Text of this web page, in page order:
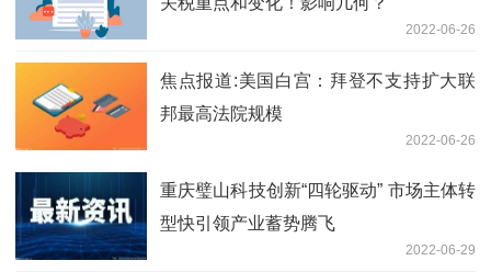
2022-06-26
焦点报道:美国白宫：拜登不支持扩大联
邦最高法院规模
2022-06-26
重庆璧山科技创新“四轮驱动” 市场主体转
型快引领产业蓄势腾飞
2022-06-29